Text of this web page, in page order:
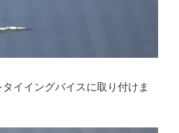
イイングバイスに取り付けま